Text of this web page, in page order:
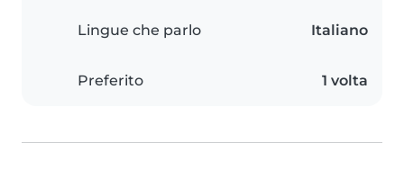
Lingue che parlo Italiano
Preferito 1 volta